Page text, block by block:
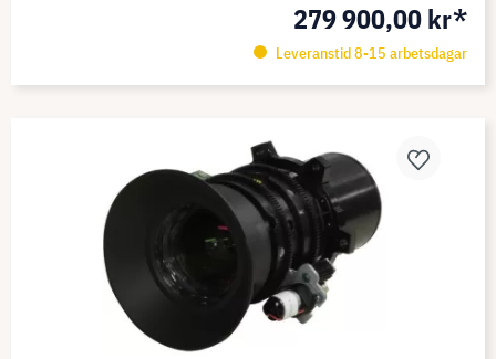
279 900,00 kr*
Leveranstid 8-15 arbetsdagar